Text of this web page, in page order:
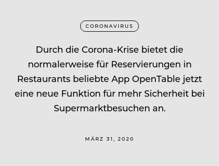
CORONAVIRUS
Durch die Corona-Krise bietet die
normalerweise für Reservierungen in
Restaurants beliebte App OpenTable jetzt
eine neue Funktion für mehr Sicherheit bei
Supermarktbesuchen an.
MÄRZ 31, 2020